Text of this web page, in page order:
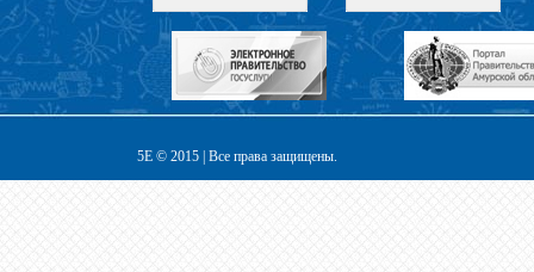
5E © 2015 | Все права защищены.